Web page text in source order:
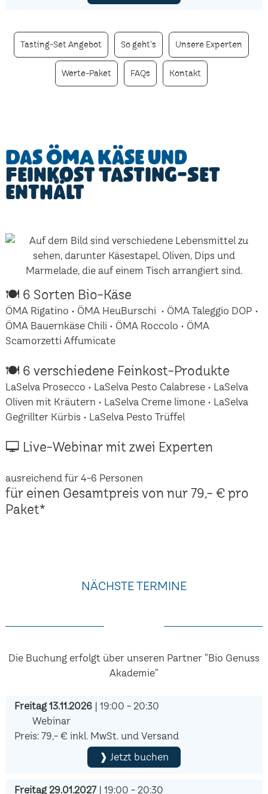
Tasting-Set Angebot So geht's Unsere Experten
Werte-Paket FAQs Kontakt
Das ÖMA Käse und
Feinkost Tasting-Set
enthält
🍽 6 Sorten Bio-Käse
ÖMA Rigatino • ÖMA HeuBurschi • ÖMA Taleggio DOP •
ÖMA Bauernkäse Chili • ÖMA Roccolo • ÖMA
Scamorzetti Affumicate
🍽 6 verschiedene Feinkost-Produkte
LaSelva Prosecco • LaSelva Pesto Calabrese • LaSelva
Oliven mit Kräutern • LaSelva Creme limone • LaSelva
Gegrillter Kürbis • LaSelva Pesto Trüffel
🖵 Live-Webinar mit zwei Experten
ausreichend für 4-6 Personen
für einen Gesamtpreis von nur 79,- € pro
Paket*
NÄCHSTE TERMINE
Die Buchung erfolgt über unseren Partner "Bio Genuss
Akademie"
Freitag 13.11.2026| 19:00 - 20:30
Webinar
Preis: 79,- € inkl. MwSt. und Versand
❱ Jetzt buchen
Freitag 29.01.2027| 19:00 - 20:30